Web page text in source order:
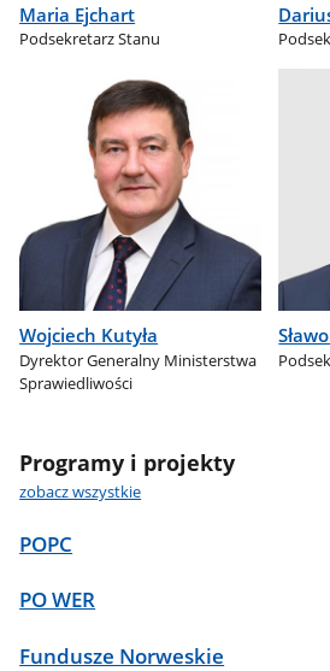
Maria Ejchart
Podsekretarz Stanu
Wojciech Kutyła
Dyrektor Generalny Ministerstwa
Sprawiedliwości
Programy i projekty
zobacz wszystkie
POPC
PO WER
Fundusze Norweskie